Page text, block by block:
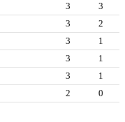
3
3
3
2
3
1
3
1
3
1
2 0